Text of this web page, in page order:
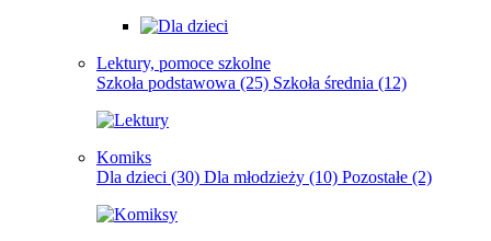
Lektury, pomoce szkolne
Szkoła podstawowa (25) Szkoła średnia (12)
Komiks
Dla dzieci (30) Dla młodzieży (10) Pozostałe (2)